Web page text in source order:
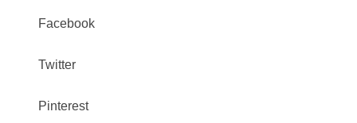
Facebook
Twitter
Pinterest